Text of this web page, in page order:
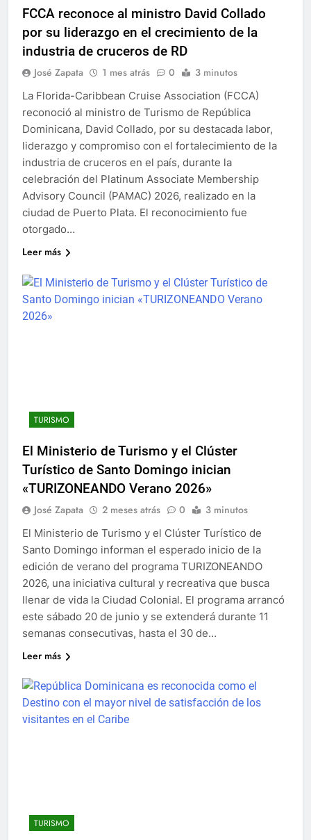
FCCA reconoce al ministro David Collado
por su liderazgo en el crecimiento de la
industria de cruceros de RD
José Zapata 1 mes atrás 0 3 minutos
La Florida-Caribbean Cruise Association (FCCA)
reconoció al ministro de Turismo de República
Dominicana, David Collado, por su destacada labor,
liderazgo y compromiso con el fortalecimiento de la
industria de cruceros en el país, durante la
celebración del Platinum Associate Membership
Advisory Council (PAMAC) 2026, realizado en la
ciudad de Puerto Plata. El reconocimiento fue
otorgado…
Leer más
TURISMO
El Ministerio de Turismo y el Clúster
Turístico de Santo Domingo inician
«TURIZONEANDO Verano 2026»
José Zapata 2 meses atrás 0 3 minutos
El Ministerio de Turismo y el Clúster Turístico de
Santo Domingo informan el esperado inicio de la
edición de verano del programa TURIZONEANDO
2026, una iniciativa cultural y recreativa que busca
llenar de vida la Ciudad Colonial. El programa arrancó
este sábado 20 de junio y se extenderá durante 11
semanas consecutivas, hasta el 30 de…
Leer más
TURISMO